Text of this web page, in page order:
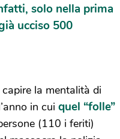
solo nella prima
ucciso 500
la mentalità di
in cui quel “folle”
(110 i feriti)